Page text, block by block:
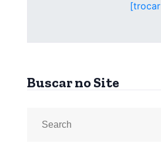
Buscar no Site